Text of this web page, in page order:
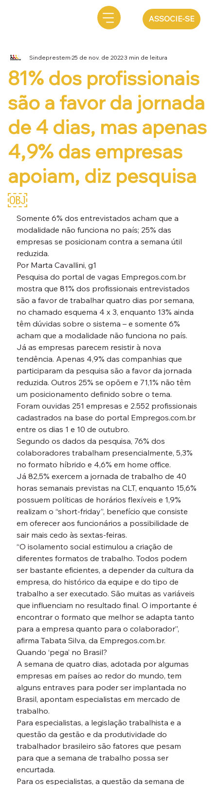
ASSOCIE-SE
81% dos profissionais
são a favor da jornada
de 4 dias, mas apenas
4,9% das empresas
apoiam, diz pesquisa
￼
Sindeprestem25 de nov. de 20223 min de leitura
Somente 6% dos entrevistados acham que a
modalidade não funciona no país; 25% das
empresas se posicionam contra a semana útil
reduzida.
Por Marta Cavallini, g1
Pesquisa do portal de vagas Empregos.com.br
mostra que 81% dos profissionais entrevistados
são a favor de trabalhar quatro dias por semana,
no chamado esquema 4 x 3, enquanto 13% ainda
têm dúvidas sobre o sistema – e somente 6%
acham que a modalidade não funciona no país.
Já as empresas parecem resistir à nova
tendência. Apenas 4,9% das companhias que
participaram da pesquisa são a favor da jornada
reduzida. Outros 25% se opõem e 71,1% não têm
um posicionamento definido sobre o tema.
Foram ouvidas 251 empresas e 2.552 profissionais
cadastrados na base do portal Empregos.com.br
entre os dias 1 e 10 de outubro.
Segundo os dados da pesquisa, 76% dos
colaboradores trabalham presencialmente, 5,3%
no formato híbrido e 4,6% em home office.
Já 82,5% exercem a jornada de trabalho de 40
horas semanais previstas na CLT, enquanto 15,6%
possuem políticas de horários flexíveis e 1,9%
realizam o “short-friday”, benefício que consiste
em oferecer aos funcionários a possibilidade de
sair mais cedo às sextas-feiras.
“O isolamento social estimulou a criação de
diferentes formatos de trabalho. Todos podem
ser bastante eficientes, a depender da cultura da
empresa, do histórico da equipe e do tipo de
trabalho a ser executado. São muitas as variáveis
que influenciam no resultado final. O importante é
encontrar o formato que melhor se adapta tanto
para a empresa quanto para o colaborador”,
afirma Tabata Silva, da Empregos.com.br.
Quando ‘pega’ no Brasil?
A semana de quatro dias, adotada por algumas
empresas em países ao redor do mundo, tem
alguns entraves para poder ser implantada no
Brasil, apontam especialistas em mercado de
trabalho.
Para especialistas, a legislação trabalhista e a
questão da gestão e da produtividade do
trabalhador brasileiro são fatores que pesam
para que a semana de trabalho possa ser
encurtada.
Para os especialistas, a questão da semana de